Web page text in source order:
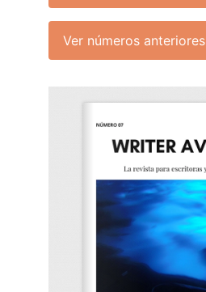
Ver números anteriores